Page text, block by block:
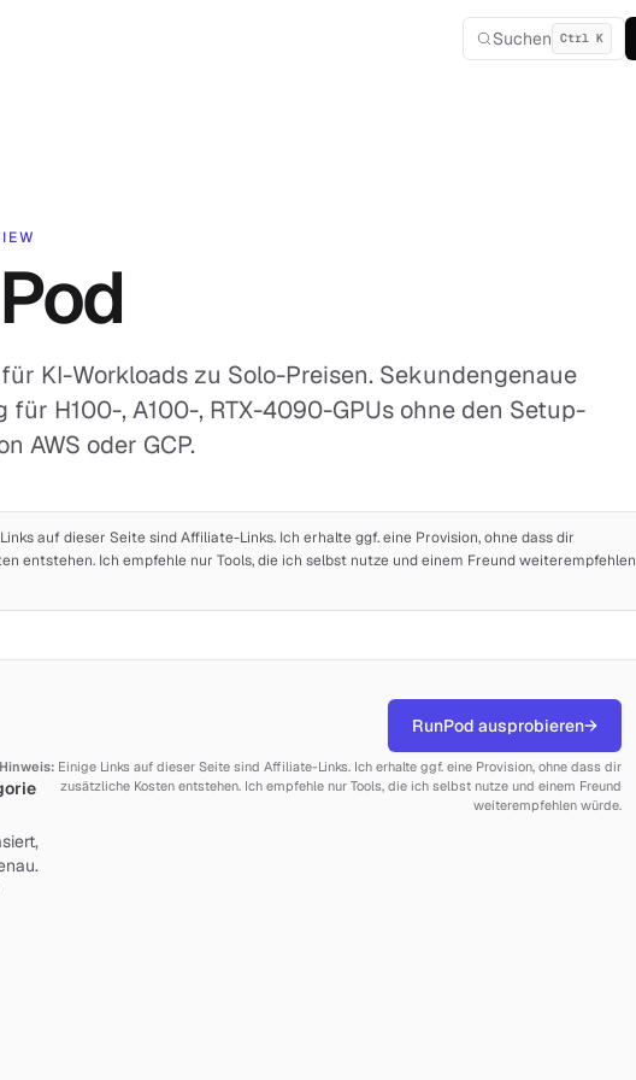
Suchen Ctrl K
KI-Workloads zu Solo-Preisen. Sekundengenaue
für H100-, A100-, RTX-4090-GPUs ohne den Setup-
AWS oder GCP.
auf dieser Seite sind Affiliate-Links. Ich erhalte ggf. eine Provision, ohne dass dir
entstehen. Ich empfehle nur Tools, die ich selbst nutze und einem Freund weiterempfehlen
RunPod ausprobieren→
Hinweis: Einige Links auf dieser Seite sind Affiliate-Links. Ich erhalte ggf. eine Provision, ohne dass dir
zusätzliche Kosten entstehen. Ich empfehle nur Tools, die ich selbst nutze und einem Freund
weiterempfehlen würde.